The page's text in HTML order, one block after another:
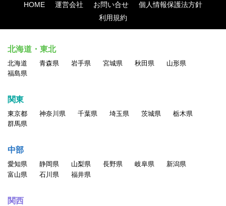
HOME 運営会社 お問い合せ
個人情報保護法方針
利用規約
北海道・東北
北海道 青森県 岩手県 宮城県 秋田県
山形県
福島県
関東
東京都 神奈川県 千葉県 埼玉県 茨城県
栃木県
群馬県
中部
愛知県 静岡県 山梨県 長野県 岐阜県
新潟県
富山県
石川県 福井県
関西